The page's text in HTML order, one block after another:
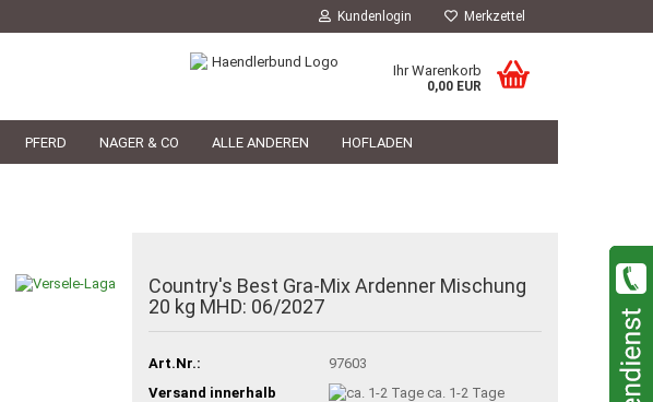
Kundenlogin Merkzettel
Ihr Warenkorb
0,00 EUR
PFERD NAGER & CO ALLE ANDEREN HOFLADEN
Country's Best Gra-Mix Ardenner Mischung
20 kg MHD: 06/2027
Art.Nr.:
97603
Versand innerhalb
ca. 1-2 Tage